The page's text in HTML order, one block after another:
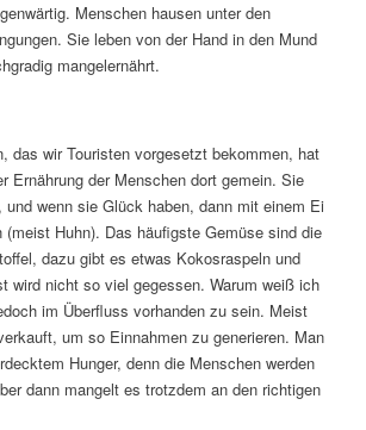
Menschen hausen unter den
Sie leben von der Hand in den Mund
mangelernährt.
das wir Touristen vorgesetzt bekommen, hat
Ernährung der Menschen dort gemein. Sie
wenn sie Glück haben, dann mit einem Ei
(meist Huhn). Das häufigste Gemüse sind die
dazu gibt es etwas Kokosraspeln und
wird nicht so viel gegessen. Warum weiß ich
im Überfluss vorhanden zu sein. Meist
um so Einnahmen zu generieren. Man
Hunger, denn die Menschen werden
dann mangelt es trotzdem an den richtigen